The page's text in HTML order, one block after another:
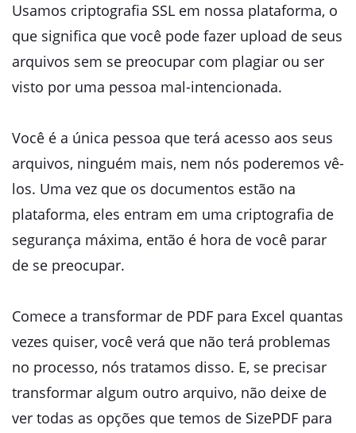
Usamos criptografia SSL em nossa plataforma, o
que significa que você pode fazer upload de seus
arquivos sem se preocupar com plagiar ou ser
visto por uma pessoa mal-intencionada.
Você é a única pessoa que terá acesso aos seus
arquivos, ninguém mais, nem nós poderemos vê-
los. Uma vez que os documentos estão na
plataforma, eles entram em uma criptografia de
segurança máxima, então é hora de você parar
de se preocupar.
Comece a transformar de PDF para Excel quantas
vezes quiser, você verá que não terá problemas
no processo, nós tratamos disso. E, se precisar
transformar algum outro arquivo, não deixe de
ver todas as opções que temos de SizePDF para